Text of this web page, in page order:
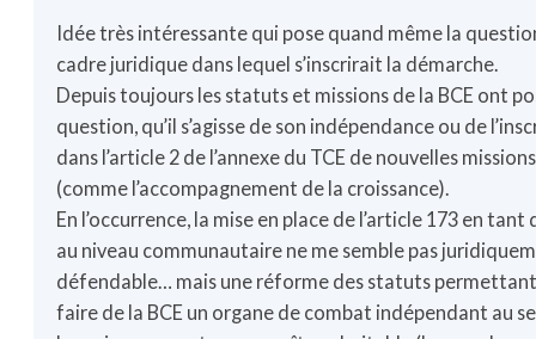
Idée très intéressante qui pose quand même la
cadre juridique dans lequel s’inscrirait la démarche.
Depuis toujours les statuts et missions de la BCE ont
question, qu’il s’agisse de son indépendance ou de
dans l’article 2 de l’annexe du TCE de nouvelles missions
(comme l’accompagnement de la croissance).
En l’occurrence, la mise en place de l’article 173 en tant
au niveau communautaire ne me semble pas
défendable… mais une réforme des statuts
faire de la BCE un organe de combat indépendant au